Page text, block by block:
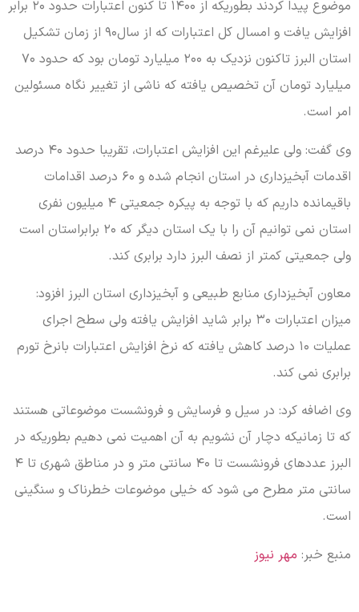
موضوع پیدا کردند بطوریکه از ۱۴۰۰ تا کنون اعتبارات حدود ۲۰ برابر
افزایش یافت و امسال کل اعتبارات که از سال۹۰ از زمان تشکیل
استان البرز تاکنون نزدیک به ۲۰۰ میلیارد تومان بود که حدود ۷۰
میلیارد تومان آن تخصیص یافته که ناشی از تغییر نگاه مسئولین
امر است.
وی گفت: ولی علیرغم این افزایش اعتبارات، تقریبا حدود ۴۰ درصد
اقدمات آبخیزداری در استان انجام شده و ۶۰ درصد اقدامات
باقیمانده داریم که با توجه به پیکره جمعیتی ۴ میلیون نفری
استان نمی توانیم آن را با یک استان دیگر که ۲۰ برابراستان است
ولی جمعیتی کمتر از نصف البرز دارد برابری کند.
معاون آبخیزداری منابع طبیعی و آبخیزداری استان البرز افزود:
میزان اعتبارات ۳۰ برابر شاید افزایش یافته ولی سطح اجرای
عملیات ۱۰ درصد کاهش یافته که نرخ افزایش اعتبارات بانرخ تورم
برابری نمی کند.
وی اضافه کرد: در سیل و فرسایش و فرونشست موضوعاتی هستند
که تا زمانیکه دچار آن نشویم به آن اهمیت نمی دهیم بطوریکه در
البرز عددهای فرونشست تا ۴۰ سانتی متر و در مناطق شهری تا ۴
سانتی متر مطرح می شود که خیلی موضوعات خطرناک و سنگینی
است.
منبع خبر: مهر نیوز